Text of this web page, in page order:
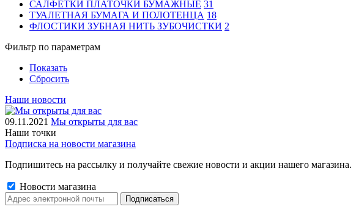
САЛФЕТКИ ПЛАТОЧКИ БУМАЖНЫЕ 31
ТУАЛЕТНАЯ БУМАГА И ПОЛОТЕНЦА 18
ФЛОСТИКИ ЗУБНАЯ НИТЬ ЗУБОЧИСТКИ 2
Фильтр по параметрам
Показать
Сбросить
Наши новости
09.11.2021 Мы открыты для вас
Наши точки
Подписка на новости магазина
Подпишитесь на рассылку и получайте свежие новости и акции нашего магазина.
Новости магазина